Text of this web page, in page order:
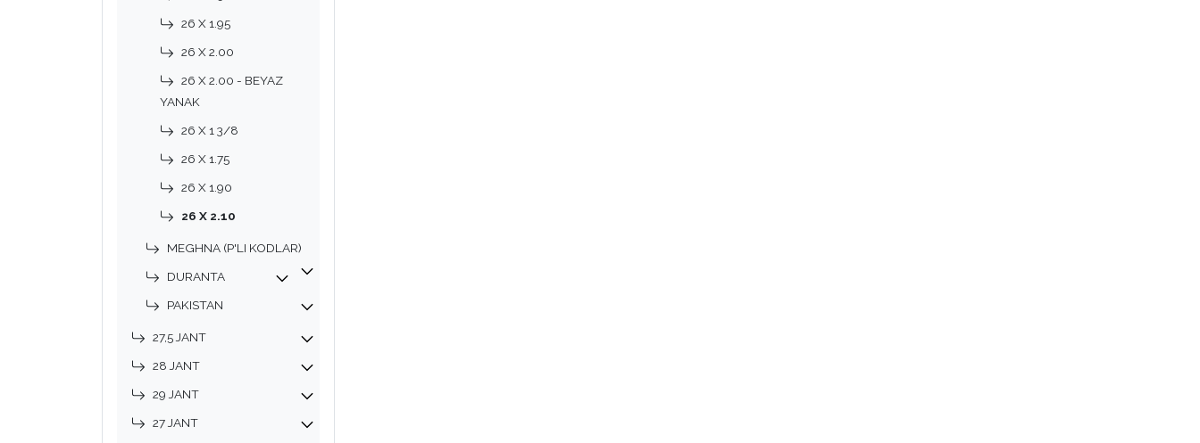
26 X 1.95
26 X 2.00
26 X 2.00 - BEYAZ
YANAK
26 X 1 3/8
26 X 1.75
26 X 1.90
26 X 2.10
MEGHNA (P'LI KODLAR)
DURANTA
PAKISTAN
27,5 JANT
28 JANT
29 JANT
27 JANT